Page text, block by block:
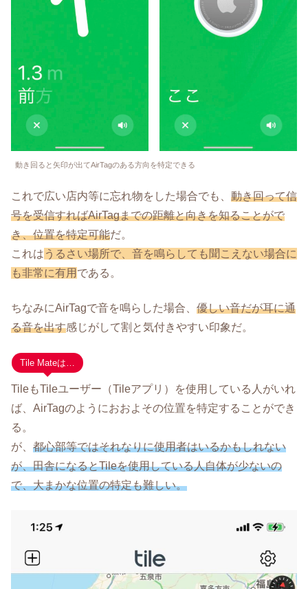
動き回ると矢印が出てAirTagのある方向を特定できる
これで広い店内等に忘れ物をした場合でも、 動き回って信
号を受信すればAirTagまでの距離と向きを知ることがで
き、位置を特定可能だ。
これは うるさい場所で、音を鳴らしても聞こえない場合に
も非常に有用 である。
ちなみにAirTagで音を鳴らした場合、 優しい音だが耳に通
る音を出す感じがして割と気付きやすい印象だ。
Tile Mateは…
TileもTileユーザー（Tileアプリ）を使用している人がいれ
ば、AirTagのようにおおよその位置を特定することができ
る。
が、 都心部等ではそれなりに使用者はいるかもしれない
が、田舎になるとTileを使用している人自体が少ないの
で、大まかな位置の特定も難しい。